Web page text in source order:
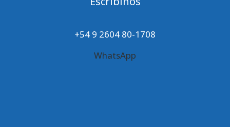
+54 9 2604 80-1708
WhatsApp